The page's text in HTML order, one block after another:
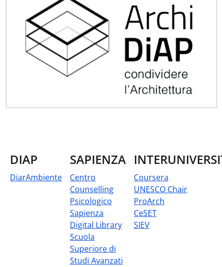
DIAP
DiarAmbiente
SAPIENZA
Centro
Counselling
Psicologico
Sapienza
Digital Library
Scuola
Superiore di
Studi Avanzati
Coursera
UNESCO Chair
ProArch
CeSET
SIEV